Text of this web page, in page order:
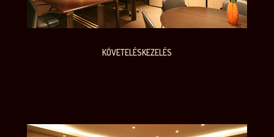
KÖVETELÉSKEZELÉS